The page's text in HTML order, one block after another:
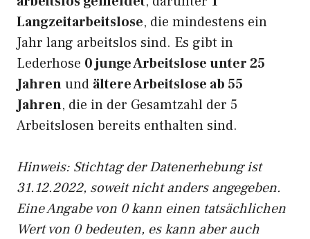
Langzeitarbeitslose, die mindestens ein
Jahr lang arbeitslos sind. Es gibt in
Lederhose 0 junge Arbeitslose unter 25
Jahrenund ältere Arbeitslose ab 55
Jahren, die in der Gesamtzahl der 5
Arbeitslosen bereits enthalten sind.
Hinweis: Stichtag der Datenerhebung ist
31.12.2022, soweit nicht anders angegeben.
Eine Angabe von 0 kann einen tatsächlichen
Wert von 0 bedeuten, es kann aber auch